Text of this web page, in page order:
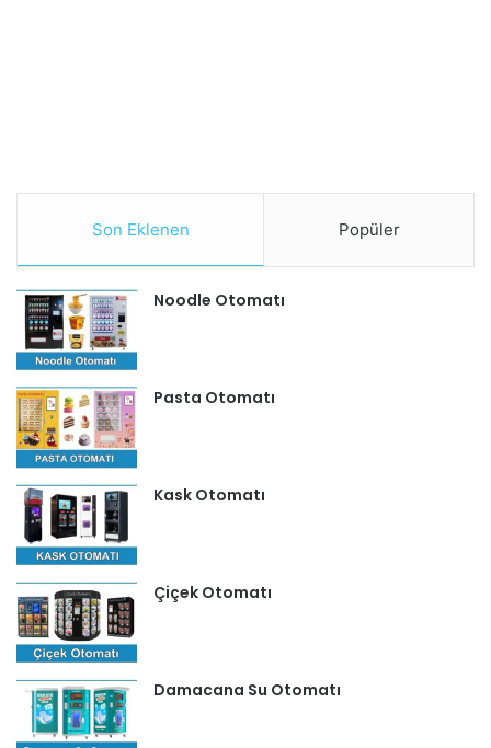
Son Eklenen Popüler
Noodle Otomatı
Pasta Otomatı
Kask Otomatı
Çiçek Otomatı
Damacana Su Otomatı